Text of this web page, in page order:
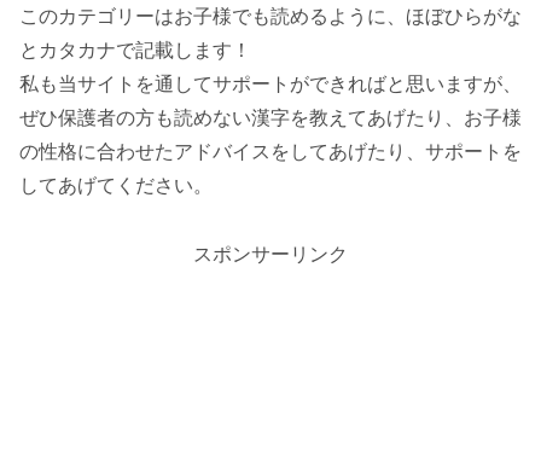
このカテゴリーはお子様でも読めるように、ほぼひらがな
とカタカナで記載します！
私も当サイトを通してサポートができればと思いますが、
ぜひ保護者の方も読めない漢字を教えてあげたり、お子様
の性格に合わせたアドバイスをしてあげたり、サポートを
してあげてください。
スポンサーリンク